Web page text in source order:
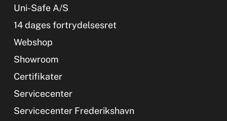
Uni-Safe A/S
14 dages fortrydelsesret
Webshop
Showroom
Certifikater
Servicecenter
Servicecenter Frederikshavn